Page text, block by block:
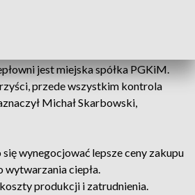
jest miejska spółka PGKiM.
przede wszystkim kontrola
Michał Skarbowski,
się wynegocjować lepsze ceny zakupu
wytwarzania ciepła.
produkcji i zatrudnienia.